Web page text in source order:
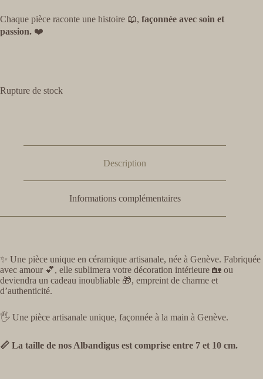
Chaque pièce raconte une histoire 📖, façonnée avec soin et
passion. ❤️
Rupture de stock
Description
Informations complémentaires
✨ Une pièce unique en céramique artisanale, née à Genève. Fabriquée
avec amour 💕, elle sublimera votre décoration intérieure 🏡 ou
deviendra un cadeau inoubliable 🎁, empreint de charme et
d’authenticité.
🖐️ Une pièce artisanale unique, façonnée à la main à Genève.
📏 La taille de nos Albandigus est comprise entre 7 et 10 cm.